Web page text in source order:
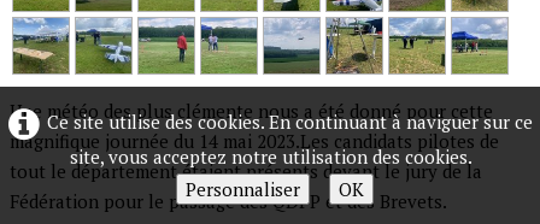
Une météo des plus clémente nous a été donné pour cette
magnifique journée du 14 mai 2023.Les candidats pilotes de
tout le département étaient présents devant le jury de la
Fédération pour le passage des QDPP et des Brevets.
Ce site utilise des cookies. En continuant à naviguer sur ce
site, vous acceptez notre utilisation des cookies.
Personnaliser
OK